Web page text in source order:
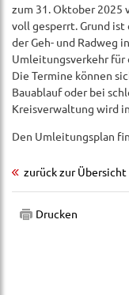
zum 31. Oktober 2025
voll gesperrt. Grund ist
der Geh- und Radweg
Umleitungsverkehr für
Die Termine können
Bauablauf oder bei
Kreisverwaltung wird
Den Umleitungsplan
zurück zur Übersicht
Drucken